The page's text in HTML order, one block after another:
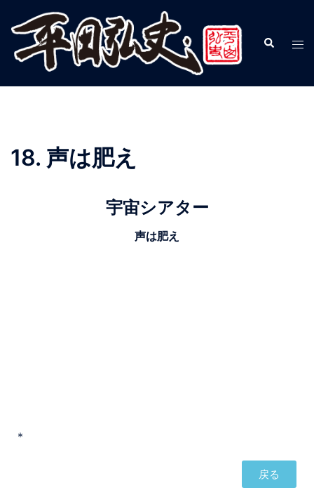
18. 声は肥え
宇宙シアター
声は肥え
*
戻る